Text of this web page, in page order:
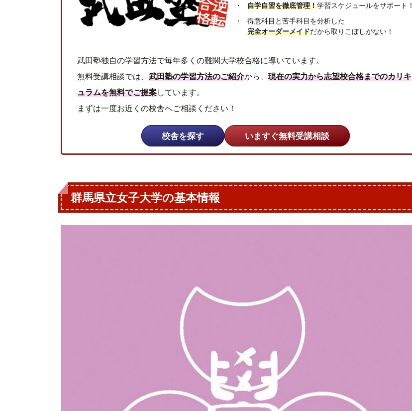
自学自習を徹底管理！学習スケジュールをサポート！
得意科目と苦手科目を分析した
完全オーダーメイドだから取りこぼしがない！
武田塾独自の学習方法で毎年多くの難関大学校合格に導いています。
無料受講相談では、 武田塾の学習方法のご紹介から、 現在の実力から志望校合格までのカリキ
ュラムを無料でご提案しています。
まずは一度お近くの校舎へご相談ください！
校舎を探す いますぐ無料受講相談
群馬県立女子大学の基本情報